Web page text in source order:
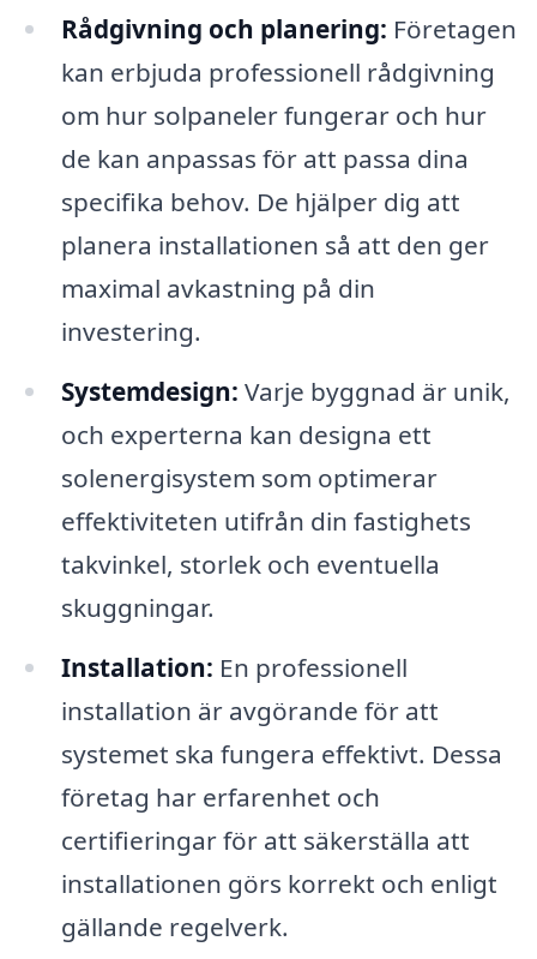
Rådgivning och planering: Företagen
kan erbjuda professionell rådgivning
om hur solpaneler fungerar och hur
de kan anpassas för att passa dina
specifika behov. De hjälper dig att
planera installationen så att den ger
maximal avkastning på din
investering.
Systemdesign: Varje byggnad är unik,
och experterna kan designa ett
solenergisystem som optimerar
effektiviteten utifrån din fastighets
takvinkel, storlek och eventuella
skuggningar.
Installation: En professionell
installation är avgörande för att
systemet ska fungera effektivt. Dessa
företag har erfarenhet och
certifieringar för att säkerställa att
installationen görs korrekt och enligt
gällande regelverk.